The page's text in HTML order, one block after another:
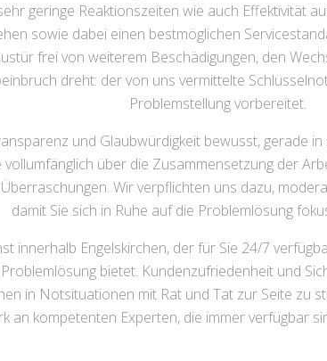
geringe Reaktionszeiten wie auch Effektivität
sowie dabei einen bestmöglichen
frei von weiterem Beschädigungen, den
dreht: der von uns vermittelte
Problemstellung vorbereitet.
und Glaubwürdigkeit bewusst, gerade
über die Zusammensetzung der
Wir verpflichten uns dazu,
damit Sie sich in Ruhe auf die Problemlösung
innerhalb Engelskirchen, der für Sie 24/7
bietet. Kundenzufriedenheit und
in Notsituationen mit Rat und Tat zur Seite zu
an kompetenten Experten, die immer verfügbar